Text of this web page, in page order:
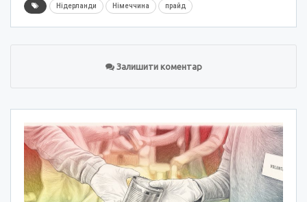
Нідерланди Німеччина прайд
Залишити коментар